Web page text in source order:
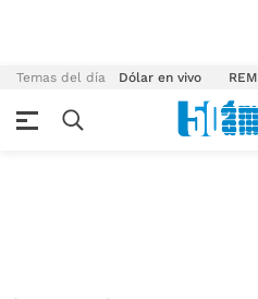
Temas del día Dólar en vivo REM